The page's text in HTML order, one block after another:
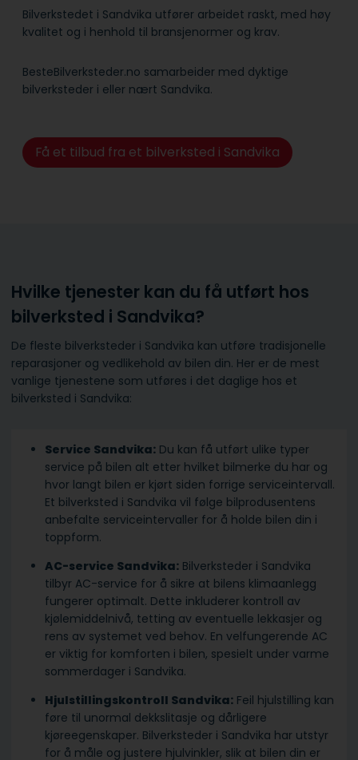
Bilverkstedet i Sandvika utfører arbeidet raskt, med høy
kvalitet og i henhold til bransje­normer og krav.
BesteBilverksteder.no samarbeider med dyktige
bilverksteder i eller nært Sandvika.
Få et tilbud fra et bilverksted i Sandvika
Hvilke tjenester kan du få utført hos
bilverksted i Sandvika?
De fleste bilverksteder i Sandvika kan utføre tradisjonelle
reparasjoner og vedlikehold av bilen din. Her er de mest
vanlige tjenestene som utføres i det daglige hos et
bilverksted i Sandvika:
Service Sandvika: Du kan få utført ulike typer
service på bilen alt etter hvilket bilmerke du har og
hvor langt bilen er kjørt siden forrige serviceintervall.
Et bilverksted i Sandvika vil følge bilprodusentens
anbefalte serviceintervaller for å holde bilen din i
toppform.
AC-service Sandvika: Bilverksteder i Sandvika
tilbyr AC-service for å sikre at bilens klimaanlegg
fungerer optimalt. Dette inkluderer kontroll av
kjølemiddelnivå, tetting av eventuelle lekkasjer og
rens av systemet ved behov. En velfungerende AC
er viktig for komforten i bilen, spesielt under varme
sommerdager i Sandvika.
Hjulstillingskontroll Sandvika: Feil hjulstilling kan
føre til unormal dekkslitasje og dårligere
kjøreegenskaper. Bilverksteder i Sandvika har utstyr
for å måle og justere hjulvinkler, slik at bilen din er